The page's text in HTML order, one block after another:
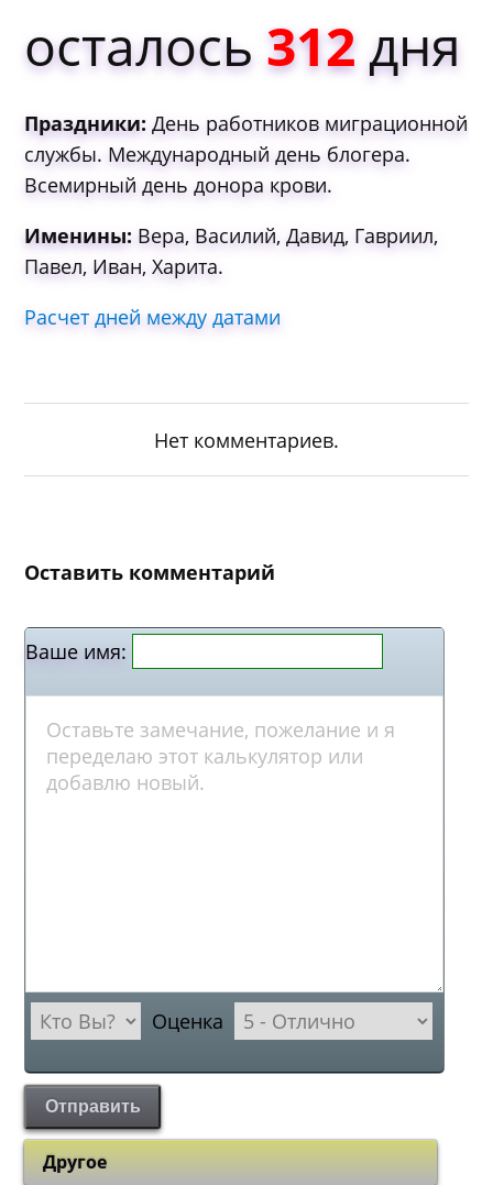
осталось 312дня
Праздники: День работников миграционной
службы. Международный день блогера.
Всемирный день донора крови.
Именины: Вера, Василий, Давид, Гавриил,
Павел, Иван, Харита.
Расчет дней между датами
Нет комментариев.
Оставить комментарий
Ваше имя:
Оценка
Отправить
Другое